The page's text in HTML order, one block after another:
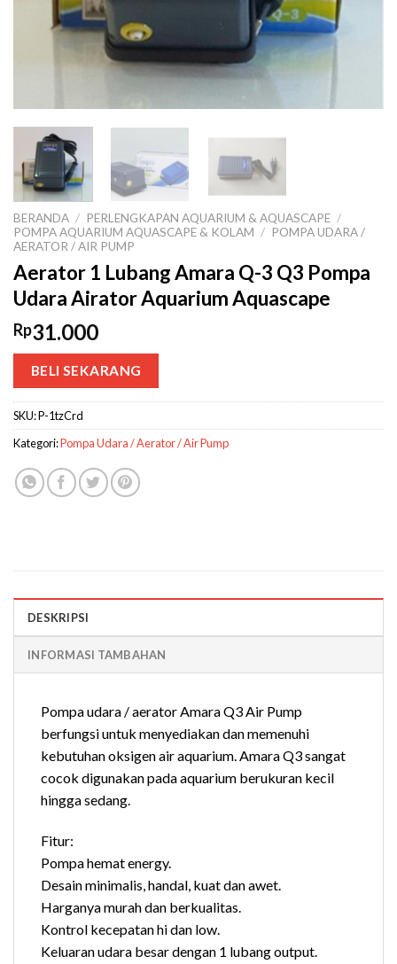
BERANDA / PERLENGKAPAN AQUARIUM & AQUASCAPE /
POMPA AQUARIUM AQUASCAPE & KOLAM / POMPA UDARA /
AERATOR / AIR PUMP
Aerator 1 Lubang Amara Q-3 Q3 Pompa
Udara Airator Aquarium Aquascape
Rp31.000
BELI SEKARANG
SKU:P-1tzCrd
Kategori:Pompa Udara / Aerator / Air Pump
DESKRIPSI
INFORMASI TAMBAHAN
Pompa udara / aerator Amara Q3 Air Pump
berfungsi untuk menyediakan dan memenuhi
kebutuhan oksigen air aquarium. Amara Q3 sangat
cocok digunakan pada aquarium berukuran kecil
hingga sedang.
Fitur:
Pompa hemat energy.
Desain minimalis, handal, kuat dan awet.
Harganya murah dan berkualitas.
Kontrol kecepatan hi dan low.
Keluaran udara besar dengan 1 lubang output.